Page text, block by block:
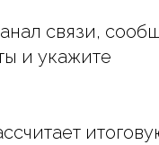
связи,
и укажите